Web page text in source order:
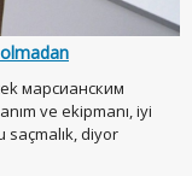
марсианским
ve ekipmanı, iyi
saçmalık, diyor